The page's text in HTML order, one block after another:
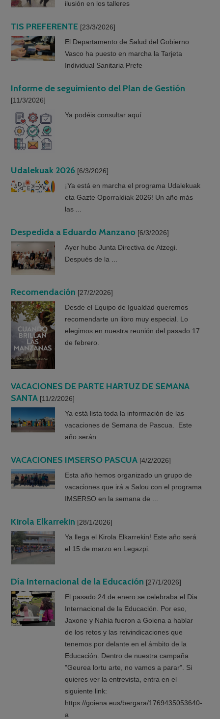
ilusión en los talleres
TIS PREFERENTE [23/3/2026]
El Departamento de Salud del Gobierno
Vasco ha puesto en marcha la Tarjeta
Individual Sanitaria Prefe
Informe de seguimiento del Plan de Gestión
[11/3/2026]
Ya podéis consultar aquí
Udalekuak 2026 [6/3/2026]
¡Ya está en marcha el programa Udalekuak
eta Gazte Oporraldiak 2026! Un año más
las ...
Despedida a Eduardo Manzano [6/3/2026]
Ayer hubo Junta Directiva de Atzegi.
Después de la ...
Recomendación [27/2/2026]
Desde el Equipo de Igualdad queremos
recomendarte un libro muy especial. Lo
elegimos en nuestra reunión del pasado 17
de febrero.
VACACIONES DE PARTE HARTUZ DE SEMANA
SANTA [11/2/2026]
Ya está lista toda la información de las
vacaciones de Semana de Pascua. Este
año serán ...
VACACIONES IMSERSO PASCUA [4/2/2026]
Esta año hemos organizado un grupo de
vacaciones que irá a Salou con el programa
IMSERSO en la semana de ...
Kirola Elkarrekin [28/1/2026]
Ya llega el Kirola Elkarrekin! Este año será
el 15 de marzo en Legazpi.
Día Internacional de la Educación [27/1/2026]
El pasado 24 de enero se celebraba el Dia
Internacional de la Educación. Por eso,
Jaxone y Nahia fueron a Goiena a hablar
de los retos y las reivindicaciones que
tenemos por delante en el ámbito de la
Educación. Dentro de nuestra campaña
"Geurea lortu arte, no vamos a parar". Si
quieres ver la entrevista, entra en el
siguiente link:
https://goiena.eus/bergara/1769435053640-
a